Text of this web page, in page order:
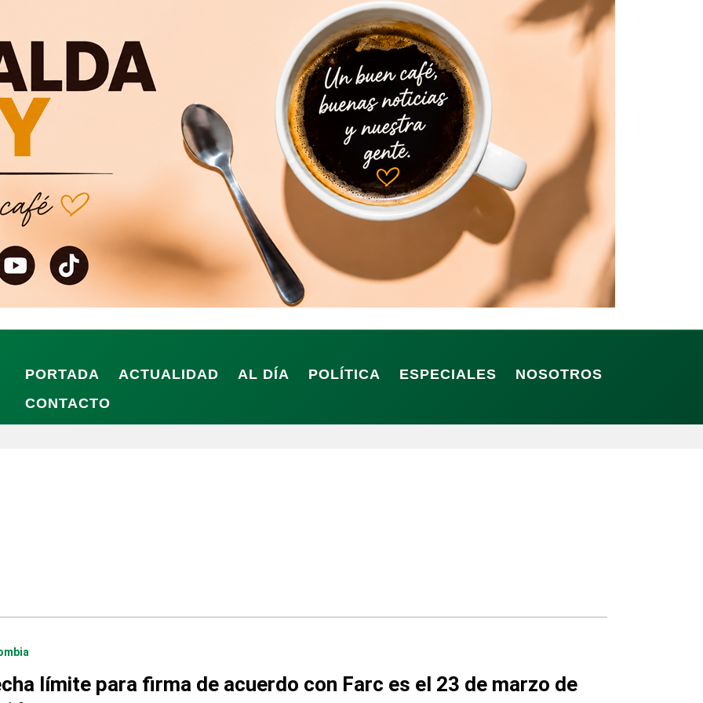
PORTADA ACTUALIDAD AL DÍA POLÍTICA ESPECIALES
NOSOTROS
CONTACTO
límite para firma de acuerdo con Farc es el 23 de marzo de